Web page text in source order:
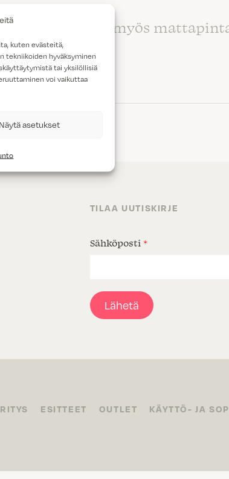
kuten evästeitä,
tekniikoiden hyväksyminen
tai yksilöllisiä
voi vaikuttaa
Näytä asetukset
saatavana myös
TILAA UUTISKIRJE
Sähköposti *
Lähetä
ESITTEET OUTLET KÄYTTÖ- JA